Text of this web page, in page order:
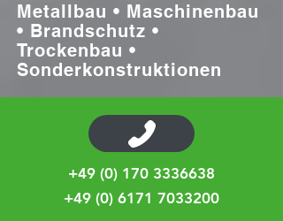
Metallbau • Maschinenbau
• Brandschutz •
Trockenbau •
Sonderkonstruktionen
+49 (0) 170 3336638
+49 (0) 6171 7033200